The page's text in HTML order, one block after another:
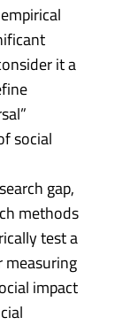
it a
social
gap,
methods
test a
impact